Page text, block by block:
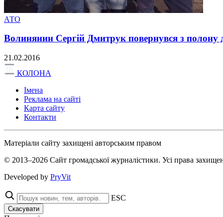
АТО
Волинянин Сергій Дмитрук повернувся з полону
21.02.2016
КОЛОНА
Імена
Реклама на сайті
Карта сайту
Контакти
Матеріали сайту захищені авторським правом
© 2013–2026 Сайт громадської журналістики. Усі права
Developed by PryVit
ESC
Скасувати